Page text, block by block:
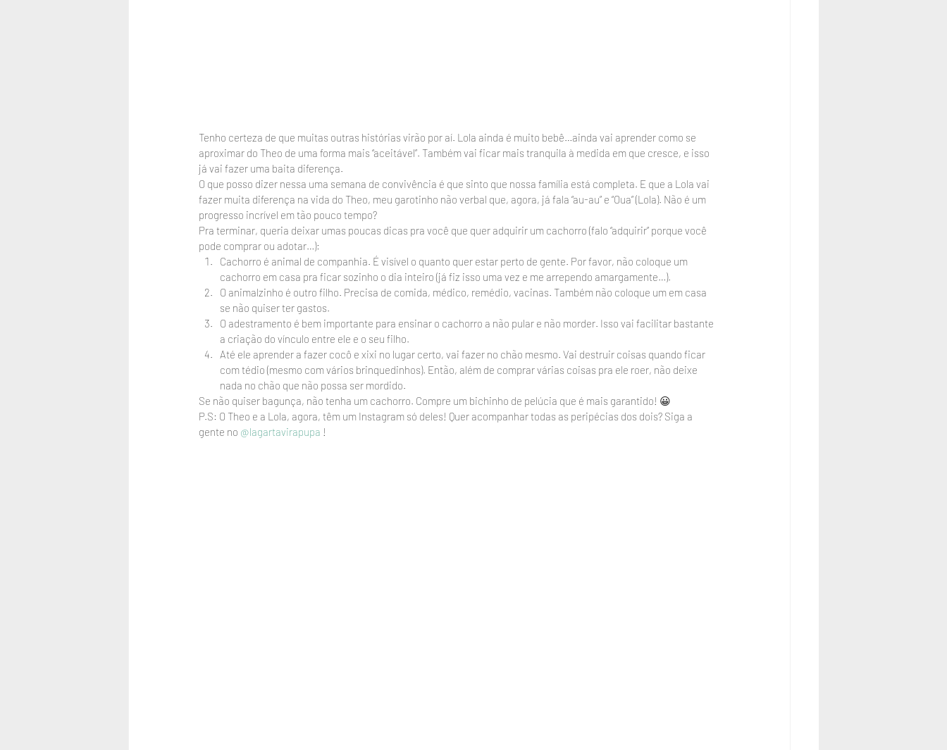
Tenho certeza de que muitas outras histórias virão por aí. Lola ainda é muito bebê…ainda vai aprender como se
aproximar do Theo de uma forma mais “aceitável”. Também vai ficar mais tranquila à medida em que cresce, e isso
já vai fazer uma baita diferença.
O que posso dizer nessa uma semana de convivência é que sinto que nossa família está completa. E que a Lola vai
fazer muita diferença na vida do Theo, meu garotinho não verbal que, agora, já fala “au-au” e “Oua” (Lola). Não é um
progresso incrível em tão pouco tempo?
Pra terminar, queria deixar umas poucas dicas pra você que quer adquirir um cachorro (falo “adquirir” porque você
pode comprar ou adotar…):
Cachorro é animal de companhia. É visível o quanto quer estar perto de gente. Por favor, não coloque um
cachorro em casa pra ficar sozinho o dia inteiro (já fiz isso uma vez e me arrependo amargamente…).
O animalzinho é outro filho. Precisa de comida, médico, remédio, vacinas. Também não coloque um em casa
se não quiser ter gastos.
O adestramento é bem importante para ensinar o cachorro a não pular e não morder. Isso vai facilitar bastante
a criação do vínculo entre ele e o seu filho.
Até ele aprender a fazer cocô e xixi no lugar certo, vai fazer no chão mesmo. Vai destruir coisas quando ficar
com tédio (mesmo com vários brinquedinhos). Então, além de comprar várias coisas pra ele roer, não deixe
nada no chão que não possa ser mordido.
Se não quiser bagunça, não tenha um cachorro. Compre um bichinho de pelúcia que é mais garantido! 😀
P.S: O Theo e a Lola, agora, têm um Instagram só deles! Quer acompanhar todas as peripécias dos dois? Siga a
gente no @lagartavirapupa !